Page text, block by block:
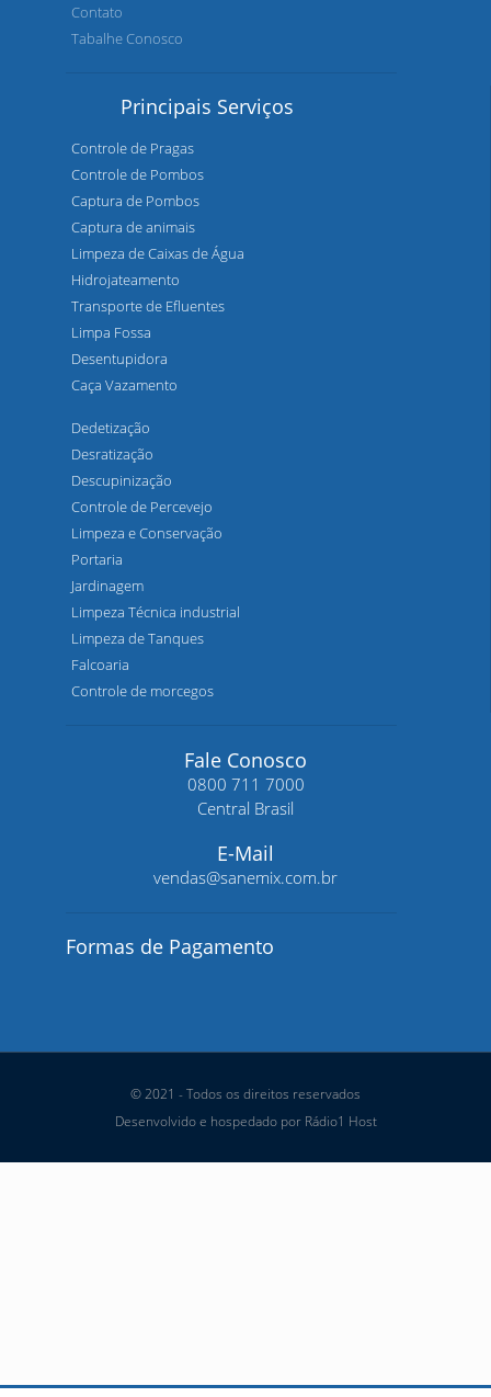
Contato
Tabalhe Conosco
Principais Serviços
Controle de Pragas
Controle de Pombos
Captura de Pombos
Captura de animais
Limpeza de Caixas de Água
Hidrojateamento
Transporte de Efluentes
Limpa Fossa
Desentupidora
Caça Vazamento
Dedetização
Desratização
Descupinização
Controle de Percevejo
Limpeza e Conservação
Portaria
Jardinagem
Limpeza Técnica industrial
Limpeza de Tanques
Falcoaria
Controle de morcegos
Fale Conosco
0800 711 7000
Central Brasil
E-Mail
vendas@sanemix.com.br
Formas de Pagamento
© 2021 - Todos os direitos reservados
Desenvolvido e hospedado por Rádio1 Host